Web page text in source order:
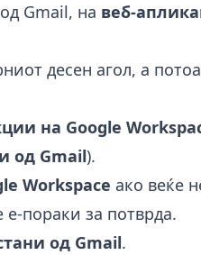
Gmail, на веб-
десен агол, а
на Google
од Gmail).
Workspace ако веќе
пораки за потврда.
од Gmail.